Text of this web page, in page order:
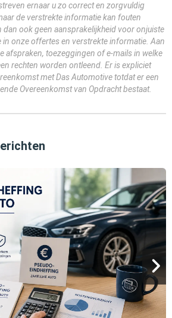
ernaar u zo correct en zorgvuldig
de verstrekte informatie kan fouten
dan ook geen aansprakelijkheid voor onjuiste
onze offertes en verstrekte informatie. Aan
afspraken, toezeggingen of e-mails in welke
rechten worden ontleend. Er is expliciet
met Das Automotive totdat er een
Overeenkomst van Opdracht bestaat.